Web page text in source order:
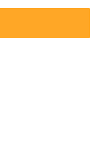
である塁さんも京都は
部を経て、
』は『サントリ